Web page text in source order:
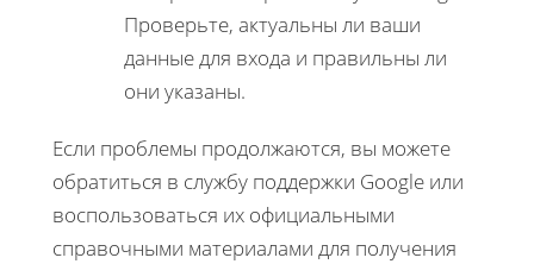
Проверьте, актуальны ли ваши
данные для входа и правильны ли
они указаны.
Если проблемы продолжаются, вы можете
обратиться в службу поддержки Google или
воспользоваться их официальными
справочными материалами для получения